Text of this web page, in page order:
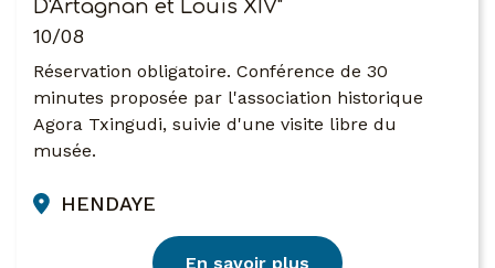
D'Artagnan et Louis XIV"
10/08
Réservation obligatoire. Conférence de 30
minutes proposée par l'association historique
Agora Txingudi, suivie d'une visite libre du
musée.
HENDAYE
En savoir plus